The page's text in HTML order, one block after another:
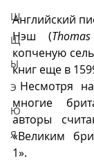
Ш
Щ
Ы
Э
Ю
Я
Английский
Нэш (
копченую
книг еще в
Несмотря на простоту продукта,
многие
авторы
«Великим
1».